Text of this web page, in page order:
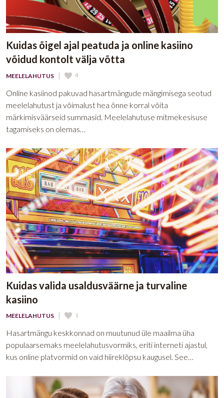
Kuidas õigel ajal peatuda ja online kasiino
võidud kontolt välja võtta
MEELELAHUTUS | 4
Online kasiinod pakuvad hasartmängude mängimisega seotud
meelelahutust ja võimalust hea õnne korral võita
märkimisväärseid summasid. Meelelahutuse mitmekesisuse
tagamiseks on olemas…
Kuidas valida usaldusväärne ja turvaline
kasiino
MEELELAHUTUS | 1
Hasartmängu keskkonnad on muutunud üle maailma üha
populaarsemaks meelelahutusvormiks, eriti interneti ajastul,
kus online platvormid on vaid hiireklõpsu kaugusel. See…